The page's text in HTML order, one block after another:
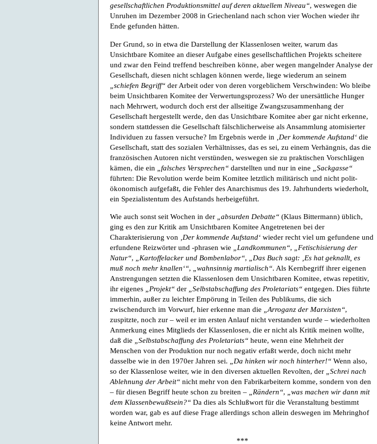
gesellschaftlichen Produktionsmittel auf deren aktuellem Niveau“, weswegen die
Unruhen im Dezember 2008 in Griechenland nach schon vier Wochen wieder ihr
Ende gefunden hätten.
Der Grund, so in etwa die Darstellung der Klassenlosen weiter, warum das
Unsichtbare Komitee an dieser Aufgabe eines gesellschaftlichen Projekts scheitere
und zwar den Feind treffend beschreiben könne, aber wegen mangelnder Analyse der
Gesellschaft, diesen nicht schlagen können werde, liege wiederum an seinem
„schiefen Begriff“ der Arbeit oder von deren vorgeblichem Verschwinden: Wo bleibe
beim Unsichtbaren Komitee der Verwertungsprozess? Wo der unersättliche Hunger
nach Mehrwert, wodurch doch erst der allseitige Zwangszusammenhang der
Gesellschaft hergestellt werde, den das Unsichtbare Komitee aber gar nicht erkenne,
sondern stattdessen die Gesellschaft fälschlicherweise als Ansammlung atomisierter
Individuen zu fassen versuche? Im Ergebnis werde in
‚Der kommende Aufstand‘ die
Gesellschaft, statt des sozialen Verhältnisses, das es sei, zu einem Verhängnis, das die
französischen Autoren nicht verstünden, weswegen sie zu praktischen Vorschlägen
kämen, die ein
„falsches Versprechen“ darstellten und nur in eine
„Sackgasse“
führten: Die Revolution werde beim Komitee letztlich militärisch und nicht polit-
ökonomisch aufgefaßt, die Fehler des Anarchismus des 19. Jahrhunderts wiederholt,
ein Spezialistentum des Aufstands herbeigeführt.
Wie auch sonst seit Wochen in der „absurden Debatte“ (Klaus Bittermann) üblich,
ging es den zur Kritik am Unsichtbaren Komitee Angetretenen bei der
Charakterisierung von
‚Der kommende Aufstand‘ wieder recht viel um gefundene und
erfundene Reizwörter und -phrasen wie
„Landkommunen“,
„Fetischisierung der
Natur“, „Kartoffelacker und Bombenlabor“,
„Das Buch sagt: ‚Es hat geknallt, es
muß noch mehr knallen‘“, „wahnsinnig martialisch“. Als Kernbegriff ihrer eigenen
Anstrengungen setzten die Klassenlosen dem Unsichtbaren Komitee, etwas repetitiv,
ihr eigenes
„Projekt“ der „Selbstabschaffung des Proletariats“ entgegen. Dies führte
immerhin, außer zu leichter Empörung in Teilen des Publikums, die sich
zwischendurch im Vorwurf, hier erkenne man die
„Arroganz der Marxisten“,
zuspitzte, noch zur – weil er im ersten Anlauf nicht verstanden wurde – wiederholten
Anmerkung eines Mitglieds der Klassenlosen, die er nicht als Kritik meinen wollte,
daß die
„Selbstabschaffung des Proletariats“ heute, wenn eine Mehrheit der
Menschen von der Produktion nur noch negativ erfaßt werde, doch nicht mehr
dasselbe wie in den 1970er Jahren sei.
„Da hinken wir noch hinterher!“ Wenn also,
so der Klassenlose weiter, wie in den diversen aktuellen Revolten, der
„Schrei nach
Ablehnung der Arbeit“ nicht mehr von den Fabrikarbeitern komme, sondern von den
– für diesen Begriff heute schon zu breiten –
„Rändern“,
„was machen wir dann mit
dem Klassenbewußtsein?“ Da dies als Schlußwort für die Veranstaltung bestimmt
worden war, gab es auf diese Frage allerdings schon allein deswegen im Mehringhof
keine Antwort mehr.
***